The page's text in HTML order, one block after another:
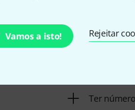
Vamos a isto! Rejeitar
como pode
A nossa equipa
Ter